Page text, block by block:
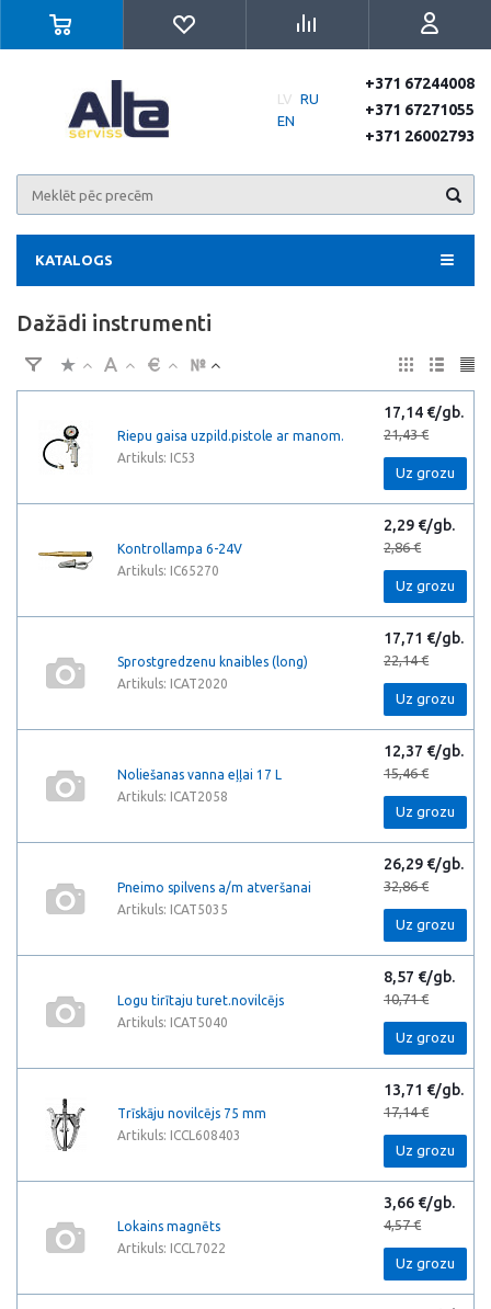
LV RU
EN
+371 67244008
+371 67271055
+371 26002793
KATALOGS
Dažādi instrumenti
Riepu gaisa uzpild.pistole ar manom.
Artikuls: IC53
17,14 €/gb.
21,43 €
Uz grozu
Kontrollampa 6-24V
Artikuls: IC65270
2,29 €/gb.
2,86 €
Uz grozu
Sprostgredzenu knaibles (long)
Artikuls: ICAT2020
17,71 €/gb.
22,14 €
Uz grozu
Noliešanas vanna eļļai 17 L
Artikuls: ICAT2058
12,37 €/gb.
15,46 €
Uz grozu
Pneimo spilvens a/m atveršanai
Artikuls: ICAT5035
26,29 €/gb.
32,86 €
Uz grozu
Logu tirītaju turet.novilcējs
Artikuls: ICAT5040
8,57 €/gb.
10,71 €
Uz grozu
Trīskāju novilcējs 75 mm
Artikuls: ICCL608403
13,71 €/gb.
17,14 €
Uz grozu
Lokains magnēts
Artikuls: ICCL7022
3,66 €/gb.
4,57 €
Uz grozu